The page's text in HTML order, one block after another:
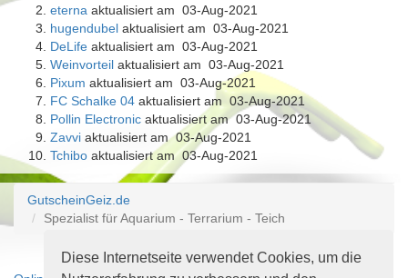
Diese Internetseite verwendet Cookies, um die
eterna aktualisiert am 03-Aug-2021
hugendubel aktualisiert am 03-Aug-2021
DeLife aktualisiert am 03-Aug-2021
Weinvorteil aktualisiert am 03-Aug-2021
Pixum aktualisiert am 03-Aug-2021
FC Schalke 04 aktualisiert am 03-Aug-2021
Pollin Electronic aktualisiert am 03-Aug-2021
Zavvi aktualisiert am 03-Aug-2021
Tchibo aktualisiert am 03-Aug-2021
GutscheinGeiz.de
Spezialist für Aquarium - Terrarium - Teich